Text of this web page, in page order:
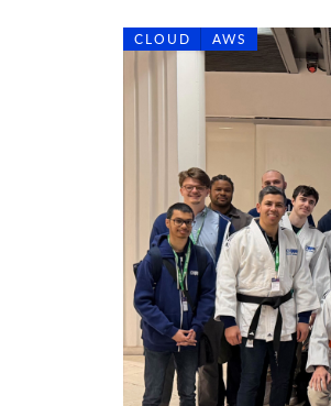
CLOUD AWS